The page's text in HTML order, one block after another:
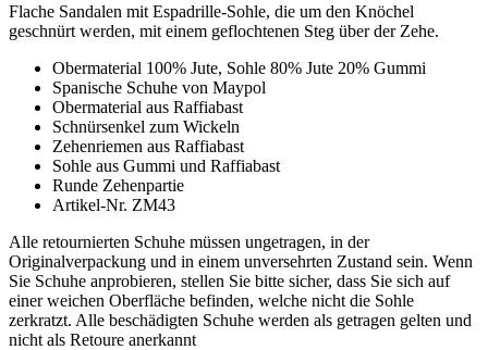
Flache Sandalen mit Espadrille-Sohle, die um den Knöchel
geschnürt werden, mit einem geflochtenen Steg über der Zehe.
Obermaterial 100% Jute, Sohle 80% Jute 20% Gummi
Spanische Schuhe von Maypol
Obermaterial aus Raffiabast
Schnürsenkel zum Wickeln
Zehenriemen aus Raffiabast
Sohle aus Gummi und Raffiabast
Runde Zehenpartie
Artikel-Nr. ZM43
Alle retournierten Schuhe müssen ungetragen, in der
Originalverpackung und in einem unversehrten Zustand sein. Wenn
Sie Schuhe anprobieren, stellen Sie bitte sicher, dass Sie sich auf
einer weichen Oberfläche befinden, welche nicht die Sohle
zerkratzt. Alle beschädigten Schuhe werden als getragen gelten und
nicht als Retoure anerkannt